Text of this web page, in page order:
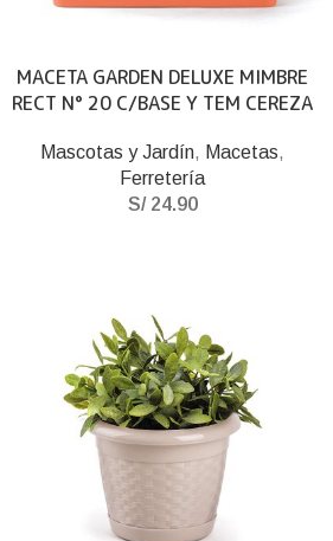
MACETA GARDEN DELUXE MIMBRE
RECT N° 20 C/BASE Y TEM CEREZA
Mascotas y Jardín, Macetas,
Ferretería
S/24.90